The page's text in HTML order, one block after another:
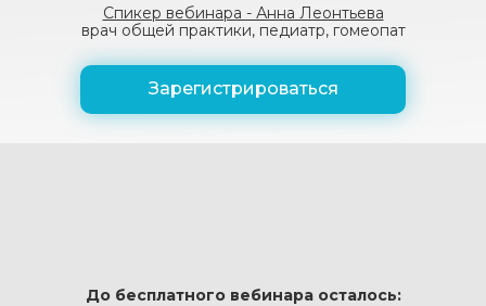
Спикер вебинара - Анна Леонтьева
врач общей практики, педиатр, гомеопат
Зарегистрироваться
До бесплатного вебинара осталось: